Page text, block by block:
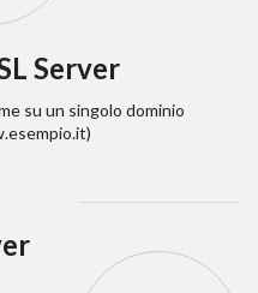
Server
su un singolo dominio